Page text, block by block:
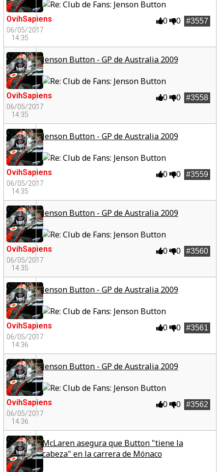
OvihSapiens
06/05/2017
14:35
#3557
0 0
OvihSapiens
06/05/2017
14:35
Jenson Button - GP de Australia 2009
#3558
0 0
OvihSapiens
06/05/2017
14:35
Jenson Button - GP de Australia 2009
#3559
0 0
OvihSapiens
06/05/2017
14:35
Jenson Button - GP de Australia 2009
#3560
0 0
OvihSapiens
06/05/2017
14:36
Jenson Button - GP de Australia 2009
#3561
0 0
OvihSapiens
06/05/2017
14:36
Jenson Button - GP de Australia 2009
#3562
0 0
McLaren asegura que Button "tiene la
cabeza" en la carrera de Mónaco